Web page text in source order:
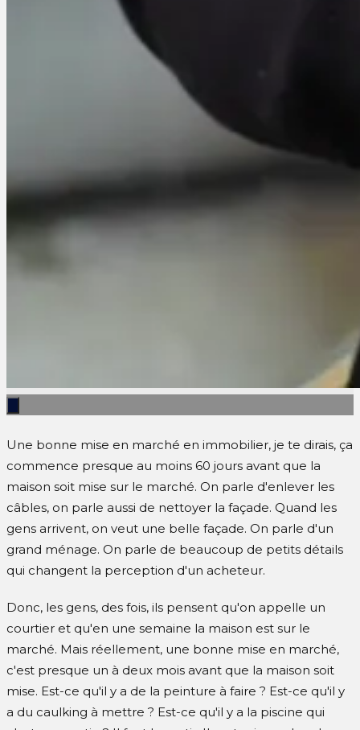
Une bonne mise en marché en immobilier, je te dirais, ça
commence presque au moins 60 jours avant que la
maison soit mise sur le marché. On parle d'enlever les
câbles, on parle aussi de nettoyer la façade. Quand les
gens arrivent, on veut une belle façade. On parle d'un
grand ménage. On parle de beaucoup de petits détails
qui changent la perception d'un acheteur.
Donc, les gens, des fois, ils pensent qu'on appelle un
courtier et qu'en une semaine la maison est sur le
marché. Mais réellement, une bonne mise en marché,
c'est presque un à deux mois avant que la maison soit
mise. Est-ce qu'il y a de la peinture à faire ? Est-ce qu'il y
a du caulking à mettre ? Est-ce qu'il y a la piscine qui